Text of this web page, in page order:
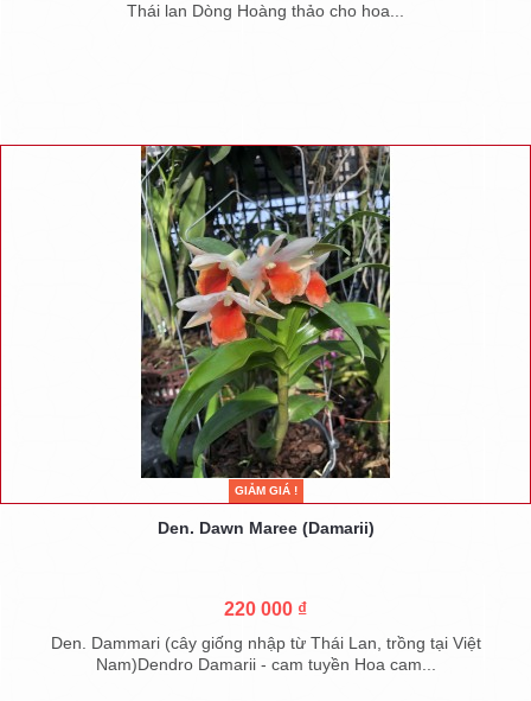
Thái lan Dòng Hoàng thảo cho hoa...
GIẢM GIÁ !
Den. Dawn Maree (Damarii)
220 000 ₫
Den. Dammari (cây giống nhập từ Thái Lan, trồng tại Việt
Nam)Dendro Damarii - cam tuyền Hoa cam...